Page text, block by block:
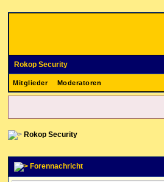
Rokop Security
Mitglieder Moderatoren
Rokop Security
Forennachricht